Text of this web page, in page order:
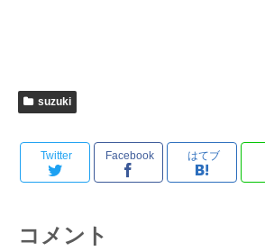
suzuki
Twitter Facebook はてブ
コメント